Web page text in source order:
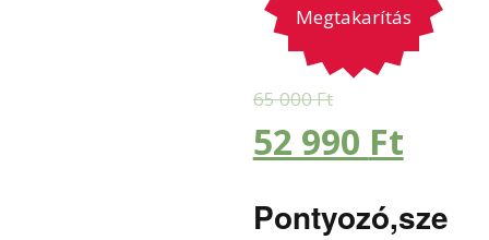
Megtakarítás
65 000Ft
52 990 Ft
Pontyozó,sze